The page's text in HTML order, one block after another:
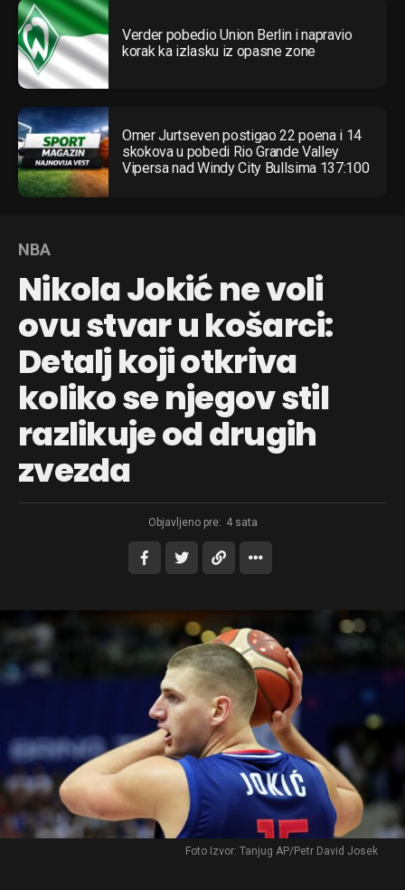
Verder pobedio Union Berlin i napravio
korak ka izlasku iz opasne zone
Omer Jurtseven postigao 22 poena i 14
skokova u pobedi Rio Grande Valley
Vipersa nad Windy City Bullsima 137:100
NBA
Nikola Jokić ne voli
ovu stvar u košarci:
Detalj koji otkriva
koliko se njegov stil
razlikuje od drugih
zvezda
Objavljeno pre: 4 sata
Foto Izvor: Tanjug AP/Petr David Josek